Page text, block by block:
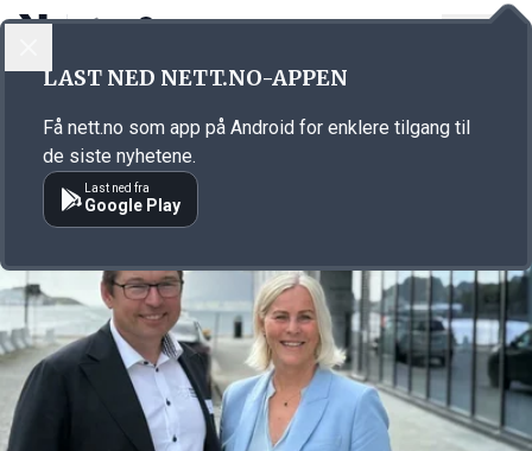
Annonsørinnhold
LAST NED NETT.NO-APPEN
Få nett.no som app på Android for enklere tilgang til
de siste nyhetene.
Last ned fra
Google Play